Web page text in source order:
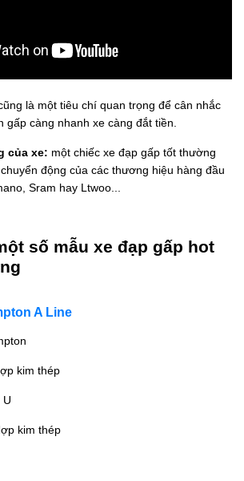
là một tiêu chí quan trọng để cân nhắc
gấp càng nhanh xe càng đắt tiền.
của xe: một chiếc xe đạp gấp tốt thường
động của các thương hiệu hàng đầu
Sram hay Ltwoo...
số mẫu xe đạp gấp hot
A Line
kim thép
U
kim thép